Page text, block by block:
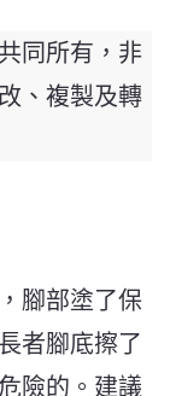
同所有，非
、複製及轉
腳部塗了保
者腳底擦了
險的。建議